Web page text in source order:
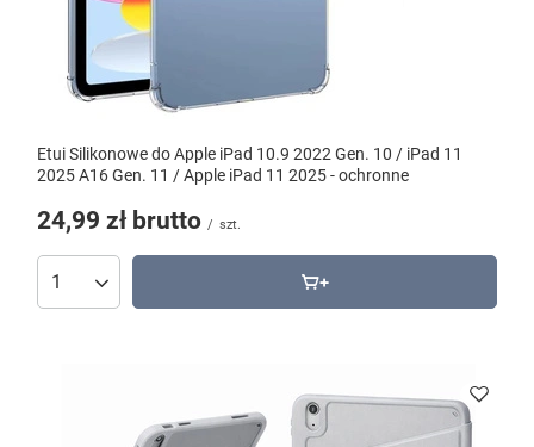
Etui Silikonowe do Apple iPad 10.9 2022 Gen. 10 / iPad 11
2025 A16 Gen. 11 / Apple iPad 11 2025 - ochronne
24,99 zł brutto / szt.